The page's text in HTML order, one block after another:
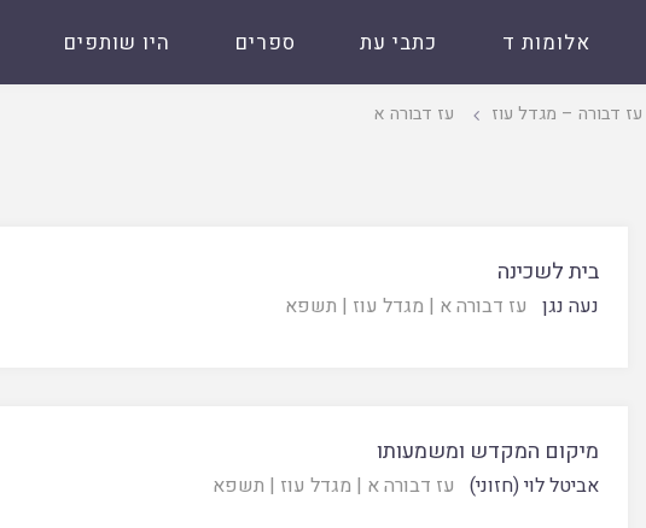
אלומות ד כתבי עת ספרים היו שותפים
עז דבורה – מגדל עוז עז דבורה א
בית לשכינה
נעה נגן עז דבורה א | מגדל עוז | תשפא
מיקום המקדש ומשמעותו
אביטל לוי (חזוני) עז דבורה א | מגדל עוז | תשפא